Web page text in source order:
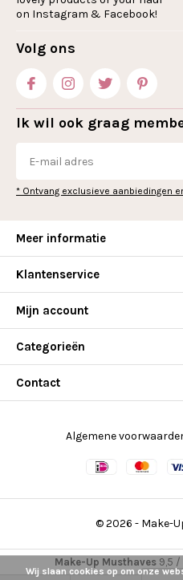
on Instagram & Facebook!
Volg ons
Ik wil ook graag
* Ontvang exclusieve aanbiedingen
Meer informatie
Klantenservice
Mijn account
Categorieën
Contact
© 2026 - Make-
Algemene
Make-Up Musthaves9,5 /
Wij slaan cookies op om onze